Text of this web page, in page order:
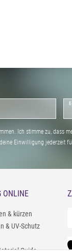
Ich stimme zu, dass
Einwilligung jederzeit
ONLINE
& kürzen
& UV-Schutz